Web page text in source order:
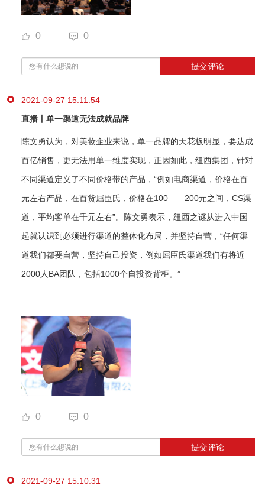
0 0
提交评论
2021-09-27 15:11:54
直播丨单一渠道无法成就品牌
陈文勇认为，对美妆企业来说，单一品牌的天花板明显，要达成
百亿销售，更无法用单一维度实现，正因如此，纽西集团，针对
不同渠道定义了不同价格带的产品，“例如电商渠道，价格在百
元左右产品，在百货屈臣氏，价格在100——200元之间，CS渠
道，平均客单在千元左右”。陈文勇表示，纽西之谜从进入中国
起就认识到必须进行渠道的整体化布局，并坚持自营，“任何渠
道我们都要自营，坚持自己投资，例如屈臣氏渠道我们有将近
2000人BA团队，包括1000个自投资背柜。”
0 0
提交评论
2021-09-27 15:10:31